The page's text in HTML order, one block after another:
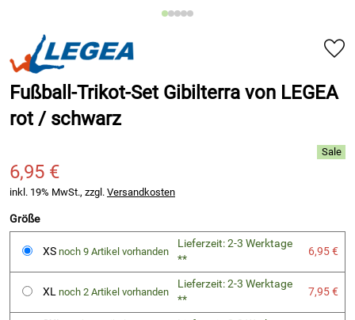
Fußball-Trikot-Set Gibilterra von LEGEA
rot / schwarz
6,95 €
inkl. 19% MwSt., zzgl. Versandkosten
Größe
XS noch 9 Artikel vorhanden
Lieferzeit: 2-3 Werktage
**
6,95 €
XL noch 2 Artikel vorhanden
Lieferzeit: 2-3 Werktage
**
7,95 €